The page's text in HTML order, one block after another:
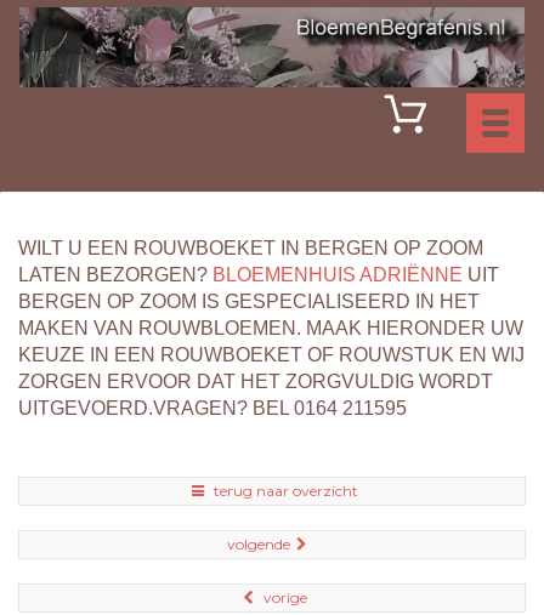
WILT U EEN ROUWBOEKET IN BERGEN OP ZOOM
LATEN BEZORGEN? BLOEMENHUIS ADRIËNNE UIT
BERGEN OP ZOOM IS GESPECIALISEERD IN HET
MAKEN VAN ROUWBLOEMEN. MAAK HIERONDER UW
KEUZE IN EEN ROUWBOEKET OF ROUWSTUK EN WIJ
ZORGEN ERVOOR DAT HET ZORGVULDIG WORDT
UITGEVOERD.VRAGEN? BEL 0164 211595
terug naar overzicht
volgende
vorige